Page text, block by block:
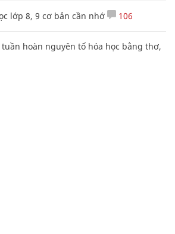
lớp 8, 9 cơ bản cần nhớ 106
hoàn nguyên tố hóa học bằng thơ,